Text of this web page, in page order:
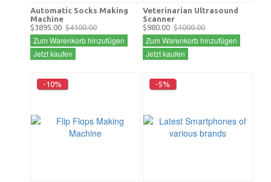
Automatic Socks Making
Machine
$3895.00 $4100.00
Zum Warenkorb hinzufügen
Jetzt kaufen
Veterinarian Ultrasound
Scanner
$980.00 $1000.00
Zum Warenkorb hinzufügen
Jetzt kaufen
-10% -5%